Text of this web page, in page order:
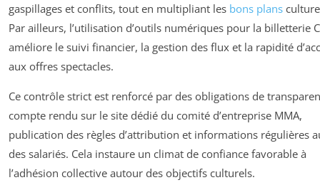
gaspillages et conflits, tout en multipliant les bons plans
Par ailleurs, l’utilisation d’outils numériques pour la billetterie
améliore le suivi financier, la gestion des flux et la rapidité
aux offres spectacles.
Ce contrôle strict est renforcé par des obligations de
compte rendu sur le site dédié du comité d’entreprise MMA,
publication des règles d’attribution et informations régulières
des salariés. Cela instaure un climat de confiance favorable à
l’adhésion collective autour des objectifs culturels.